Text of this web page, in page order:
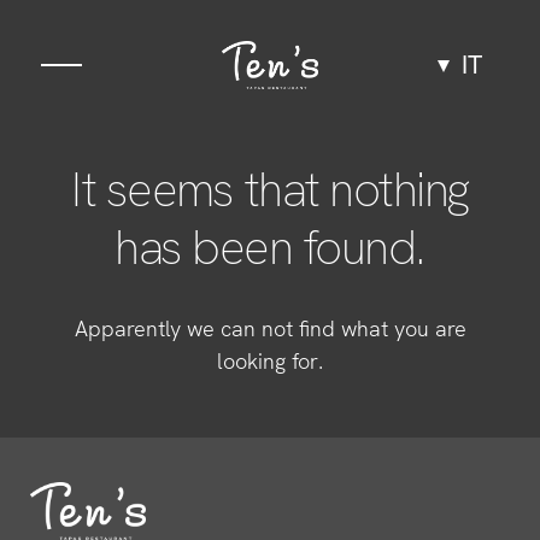
IT
Spazio
Esperienze
It seems that nothing
has been found.
Apparently we can not find what you are
looking for.